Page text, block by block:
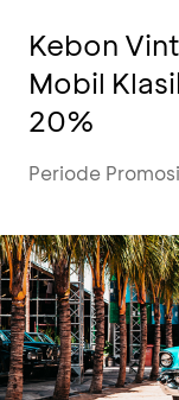
Kebon
Mobil
20%
Periode